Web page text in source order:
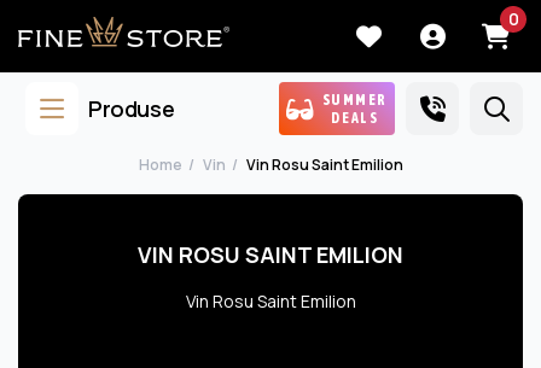
0
Produse
SUMMER
DEALS
Home Vin Vin Rosu Saint Emilion
VIN ROSU SAINT EMILION
Vin Rosu Saint Emilion